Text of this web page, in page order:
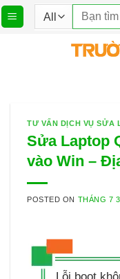
Skip
to
Tìm
kiếm:
TƯ VẤN DỊCH VỤ SỬA
Sửa Laptop
vào Win –
POSTED ON THÁNG 7